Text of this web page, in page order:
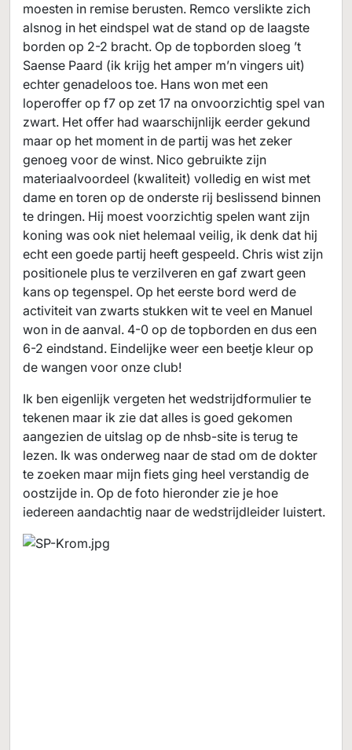
moesten in remise berusten. Remco verslikte zich
alsnog in het eindspel wat de stand op de laagste
borden op 2-2 bracht. Op de topborden sloeg ’t
Saense Paard (ik krijg het amper m’n vingers uit)
echter genadeloos toe. Hans won met een
loperoffer op f7 op zet 17 na onvoorzichtig spel van
zwart. Het offer had waarschijnlijk eerder gekund
maar op het moment in de partij was het zeker
genoeg voor de winst. Nico gebruikte zijn
materiaalvoordeel (kwaliteit) volledig en wist met
dame en toren op de onderste rij beslissend binnen
te dringen. Hij moest voorzichtig spelen want zijn
koning was ook niet helemaal veilig, ik denk dat hij
echt een goede partij heeft gespeeld. Chris wist zijn
positionele plus te verzilveren en gaf zwart geen
kans op tegenspel. Op het eerste bord werd de
activiteit van zwarts stukken wit te veel en Manuel
won in de aanval. 4-0 op de topborden en dus een
6-2 eindstand. Eindelijke weer een beetje kleur op
de wangen voor onze club!
Ik ben eigenlijk vergeten het wedstrijdformulier te
tekenen maar ik zie dat alles is goed gekomen
aangezien de uitslag op de nhsb-site is terug te
lezen. Ik was onderweg naar de stad om de dokter
te zoeken maar mijn fiets ging heel verstandig de
oostzijde in. Op de foto hieronder zie je hoe
iedereen aandachtig naar de wedstrijdleider luistert.